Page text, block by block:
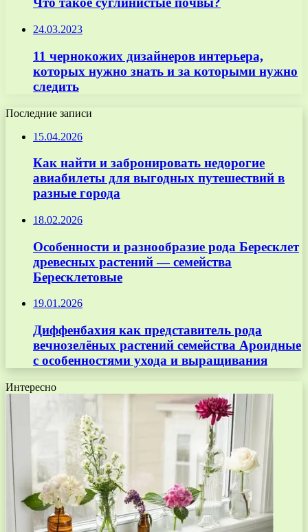
24.03.2023
11 чернокожих дизайнеров интерьера,
которых нужно знать и за которыми нужно
следить
Последние записи
15.04.2026
Как найти и забронировать недорогие
авиабилеты для выгодных путешествий в
разные города
18.02.2026
Особенности и разнообразие рода Бересклет
древесных растений — семейства
Бересклетовые
19.01.2026
Диффенбахия как представитель рода
вечнозелёных растений семейства Ароидные
с особенностями ухода и выращивания
Интересно